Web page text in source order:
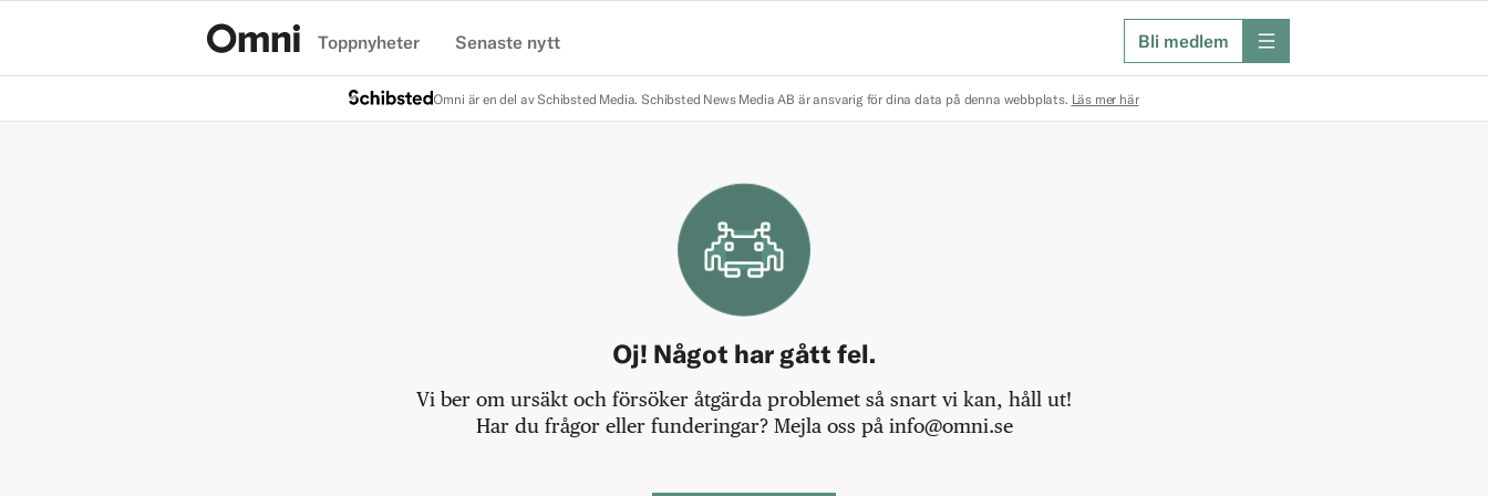
Toppnyheter Senaste nytt Bli medlem meny
Omni är en del av Schibsted Media. Schibsted News Media AB är ansvarig för dina data på denna webbplats. Läs mer här
Oj! Något har gått fel.
Vi ber om ursäkt och försöker åtgärda problemet så snart vi kan, håll ut!
Har du frågor eller funderingar? Mejla oss på info@omni.se